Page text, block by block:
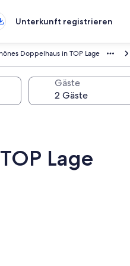
Unterkunft registrieren
Doppelhaus in TOP Lage
Gäste
Lage